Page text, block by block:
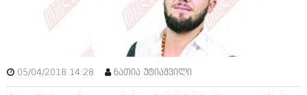
შოუბიზნესი
დაიჯესტი
ქალი და მამაკაცი
ისტორია
ანონსი
05/04/2018 14:28 ნათია უტიაშვილი